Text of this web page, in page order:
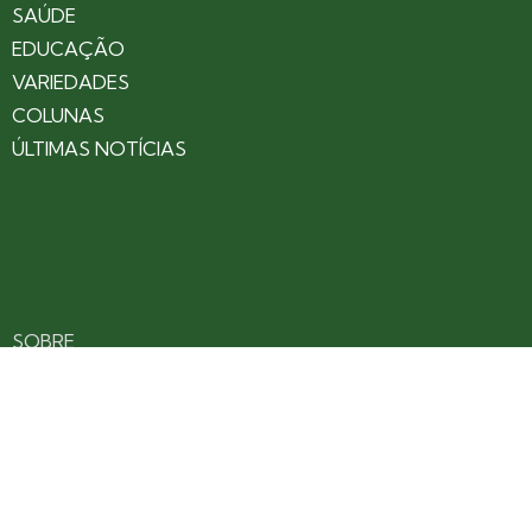
SAÚDE
EDUCAÇÃO
VARIEDADES
COLUNAS
ÚLTIMAS NOTÍCIAS
SOBRE